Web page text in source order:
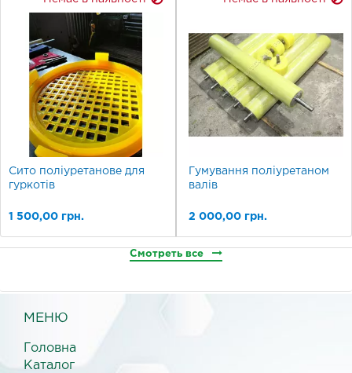
Сито поліуретанове для
гуркотів
1 500,00 грн.
Гумування поліуретаном
валів
2 000,00 грн.
Смотреть все
МЕНЮ
Головна
Каталог